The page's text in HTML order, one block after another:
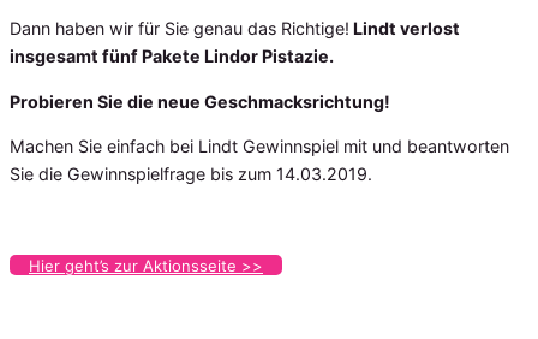
Dann haben wir für Sie genau das Richtige! Lindt verlost
insgesamt fünf Pakete Lindor Pistazie.
Probieren Sie die neue Geschmacksrichtung!
Machen Sie einfach bei Lindt Gewinnspiel mit und beantworten
Sie die Gewinnspielfrage bis zum 14.03.2019.
Hier geht’s zur Aktionsseite >>